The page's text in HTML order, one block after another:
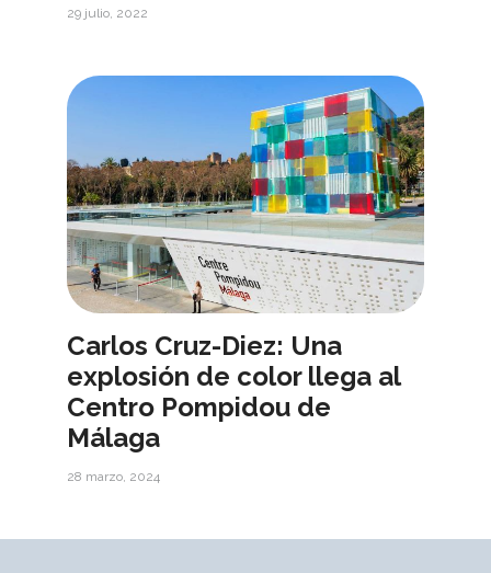
29 julio, 2022
Carlos Cruz-Diez: Una
explosión de color llega al
Centro Pompidou de
Málaga
28 marzo, 2024